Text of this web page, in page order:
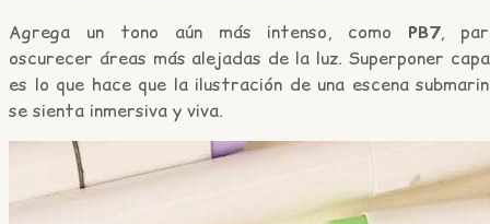
Agrega un tono aún más intenso, como PB7,
oscurecer áreas más alejadas de la luz. Superponer
es lo que hace que la ilustración de una escena
se sienta inmersiva y viva.